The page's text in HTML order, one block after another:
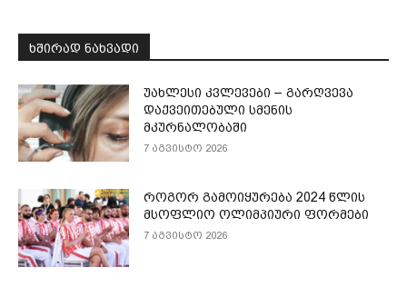
ᲮᲨᲘᲠᲐᲓ ᲜᲐᲮᲕᲐᲓᲘ
უახლესი კვლევები – გარღვევა
დაქვეითებული სმენის
მკურნალობაში
7 აგვისტო 2026
როგორ გამოიყურება 2024 წლის
მსოფლიო ოლიმპიური ფორმები
7 აგვისტო 2026